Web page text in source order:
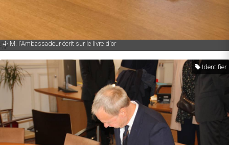
4- M. l'Ambassadeur écrit sur le livre d'or
Identifier